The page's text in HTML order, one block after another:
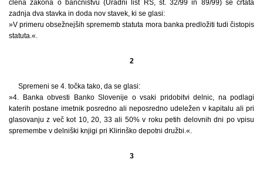
člena zakona o bančništvu (Uradni list RS, št. 32/99 in 89/99) se črtata
zadnja dva stavka in doda nov stavek, ki se glasi:
»V primeru obsežnejših sprememb statuta mora banka predložiti tudi čistopis
statuta.«.
2
Spremeni se 4. točka tako, da se glasi:
»4. Banka obvesti Banko Slovenije o vsaki pridobitvi delnic, na podlagi
katerih postane imetnik posredno ali neposredno udeležen v kapitalu ali pri
glasovanju z več kot 10, 20, 33 ali 50% v roku petih delovnih dni po vpisu
spremembe v delniški knjigi pri Klirinško depotni družbi.«.
3